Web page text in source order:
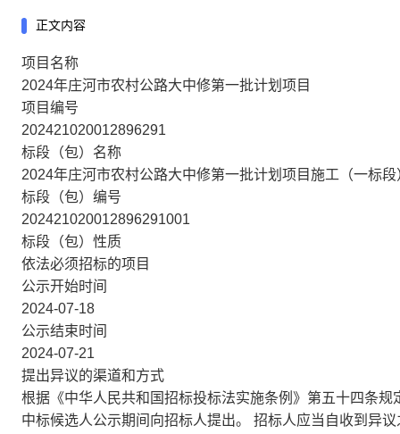
正文内容
项目名称
2024年庄河市农村公路大中修第一批计划项目
项目编号
202421020012896291
标段（包）名称
2024年庄河市农村公路大中修第一批计划项目施工（一标段
标段（包）编号
202421020012896291001
标段（包）性质
依法必须招标的项目
公示开始时间
2024-07-18
公示结束时间
2024-07-21
提出异议的渠道和方式
根据《中华人民共和国招标投标法实施条例》第五十四条
中标候选人公示期间向招标人提出。 招标人应当自收到异